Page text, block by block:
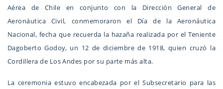
Aérea de Chile en conjunto con la Dirección General de
Aeronáutica Civil, conmemoraron el Día de la Aeronáutica
Nacional, fecha que recuerda la hazaña realizada por el Teniente
Dagoberto Godoy, un 12 de diciembre de 1918, quien cruzó la
Cordillera de Los Andes por su parte más alta.
La ceremonia estuvo encabezada por el Subsecretario para las